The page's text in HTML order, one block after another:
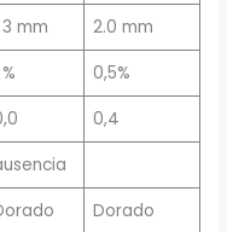
mm
2.0 mm
0,5%
0,4
Dorado